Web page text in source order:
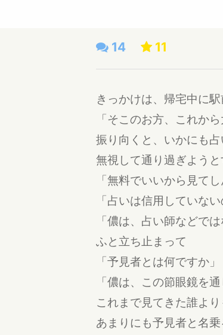
14 11
きっかけは、帰宅中に
「そこのお方、これか
振り向くと、いかにも
無視して通り過ぎようと
「無料でいいから見てし
「占いは信用していな
「儂は、占い師などで
ふと立ち止まって
「予見者とは何ですか」
「儂は、この節眼鏡を
これまで見てきた誰よ
あまりにも予見者と名